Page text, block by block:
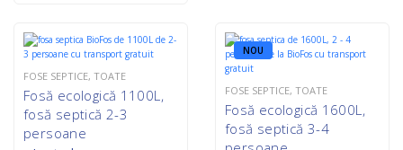
FOSE SEPTICE, TOATE
Fosă ecologică 1100L,
fosă septică 2-3
persoane
NOU
FOSE SEPTICE, TOATE
Fosă ecologică 1600L,
fosă septică 3-4